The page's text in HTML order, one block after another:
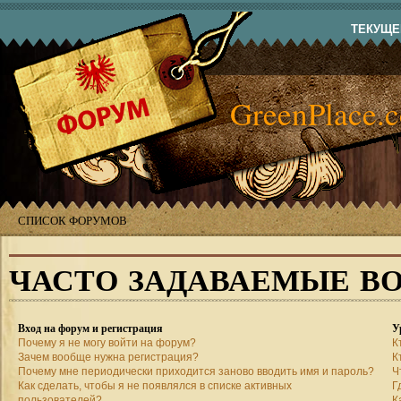
СПИСОК ФОРУМОВ
ЧАСТО ЗАДАВАЕМЫЕ
Вход на форум и регистрация
Почему я не могу войти на форум?
Зачем вообще нужна регистрация?
Почему мне периодически приходится заново вводить имя и пароль?
Как сделать, чтобы я не появлялся в списке активных